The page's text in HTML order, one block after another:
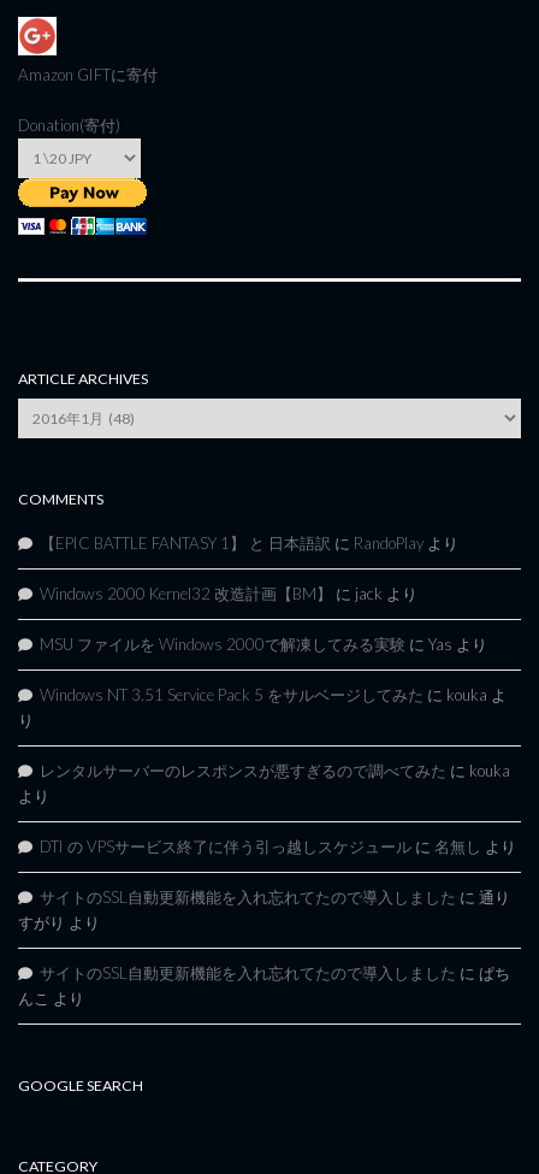
Amazon GIFTに寄付
Donation(寄付)
ARTICLE ARCHIVES
Archives
COMMENTS
【EPIC BATTLE FANTASY 1】 と 日本語訳 に RandoPlay より
Windows 2000 Kernel32 改造計画【BM】 に jack より
MSU ファイルを Windows 2000で解凍してみる実験 に Yas より
Windows NT 3.51 Service Pack 5 をサルベージしてみた に kouka よ
り
レンタルサーバーのレスポンスが悪すぎるので調べてみた に kouka
より
DTI の VPSサービス終了に伴う引っ越しスケジュール に 名無し より
サイトのSSL自動更新機能を入れ忘れてたので導入しました に 通り
すがり より
サイトのSSL自動更新機能を入れ忘れてたので導入しました に ぱち
んこ より
GOOGLE SEARCH
CATEGORY